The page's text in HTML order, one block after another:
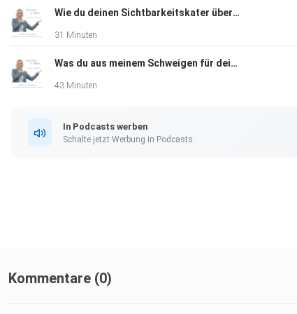
Wie du deinen Sichtbarkeitskater überwindest
31 Minuten
Was du aus meinem Schweigen für deine Sichtbarkeit lernen kannst
43 Minuten
In Podcasts werben
Schalte jetzt Werbung in Podcasts.
Kommentare (0)